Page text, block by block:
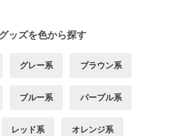
ッズを色から探す
グレー系 ブラウン系
ブルー系 パープル系
レッド系 オレンジ系